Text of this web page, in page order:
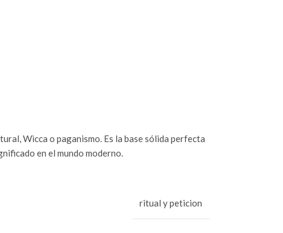
Wicca o paganismo. Es la base sólida perfecta
en el mundo moderno.
ritual y peticion